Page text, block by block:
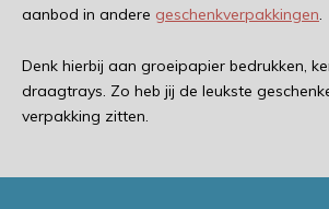
aanbod in andere geschenkverpakkingen.
Denk hierbij aan groeipapier bedrukken,
draagtrays. Zo heb jij de leukste
verpakking zitten.